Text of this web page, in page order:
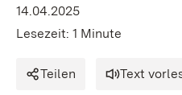
14.04.2025
Lesezeit: 1 Minute
Teilen Text